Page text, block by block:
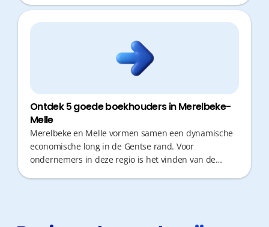
Ontdek 5 goede boekhouders in Merelbeke-
Melle
Merelbeke en Melle vormen samen een dynamische
economische long in de Gentse rand. Voor
ondernemers in deze regio is het vinden van de